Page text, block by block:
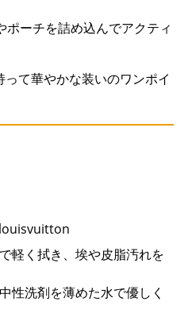
ーチを詰め込んでアクティ
て華やかな装いのワンポイ
軽く拭き、埃や皮脂汚れを
性洗剤を薄めた水で優しく